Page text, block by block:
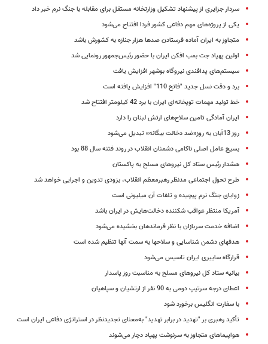
سردار جزایری از پیشنهاد تشکیل وزارتخانه مستقل برای مقابله با جنگ نرم خبر داد
یکی از پروژه‌های مهم دفاعی کشور فردا افتتاح می‌شود
متجاوز به ایران آماده فرستادن صدها هزار جنازه به کشورش باشد
اولین پهپاد جت بمب افکن ایران با حضور رئیس‌جمهور رونمایی شد
سیستم‌های پدافندی نیروگاه بوشهر افزایش یافت
برد و دقت نسل جدید "فاتح 110" افزایش یافته است
خط تولید مهمات توپخانه‌ای ایران با برد 42 کیلومتر افتتاح شد
ایران آمادگی تامین سلاح‌های ارتش لبنان را دارد
روز 13آبان به روز«ضد دخالت بیگانه» تبدیل می‌شود
بسیج عامل اصلی ناکامی دشمنان انقلاب در روند فتنه سال 88 بود
هشدار رئیس ستاد کل نیروهای مسلح به پاکستان
طرح تحول اجتماعی مدنظر رهبرمعظم انقلاب، بزودی تدوین و اجرایی خواهد شد
زوایای جنگ نرم پیچیده و تلفات آن میلیونی است
آمریکا منتظر عواقب شکننده دخالت‌هایش در ایران باشد
اضافه خدمت سربازان با نظر فرماندهان بخشیده می‌شود
هدفهای دشمن شناسایی و سلاحها به سمت آنها تنظیم شده است
قرارگاه سایبری ایران تاسیس می‌شود
بیانیه‌ ستاد کل نیروهای مسلح به مناسبت روز پاسدار
اعطای درجه سرتیپ دومی به 90 نفر از ارتشیان و سپاهیان
با سفارت انگلیس برخورد شود
تأکید رهبری بر ‌"تهدید در برابر تهدید" به‌معنای تجدیدنظر در استراتژی دفاعی ایران است
هواپیماهای متجاوز به سرنوشت پهپاد دچار می‌شوند